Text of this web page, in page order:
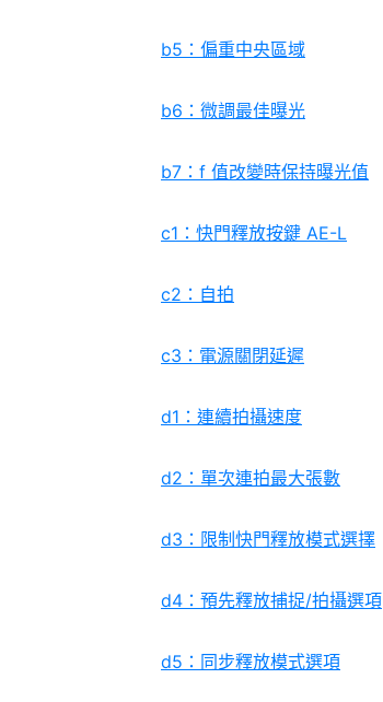
b5：偏重中央區域
b6：微調最佳曝光
b7：f 值改變時保持曝光值
c1：快門釋放按鍵 AE-L
c2：自拍
c3：電源關閉延遲
d1：連續拍攝速度
d2：單次連拍最大張數
d3：限制快門釋放模式選擇
d4：預先釋放捕捉/拍攝選項
d5：同步釋放模式選項